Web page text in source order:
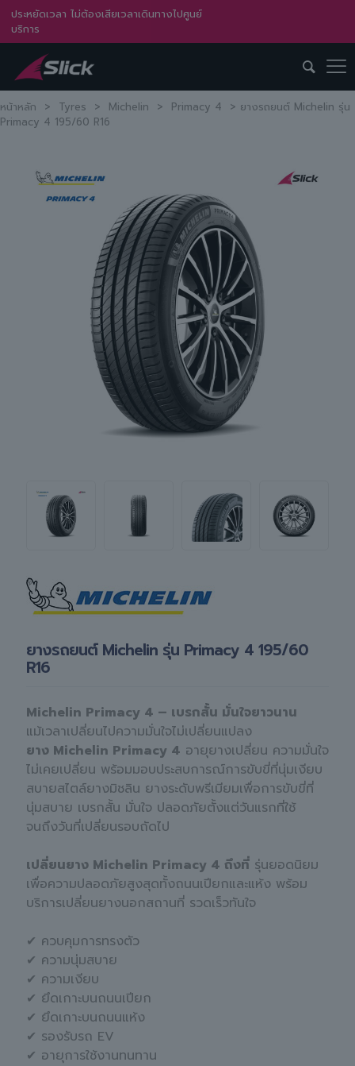
ประหยัดเวลา ไม่ต้องเสียเวลาเดินทางไปศูนย์
บริการ
หน้าหลัก > Tyres > Michelin > Primacy 4 > ยางรถยนต์ Michelin รุ่น
Primacy 4 195/60 R16
ยางรถยนต์ Michelin รุ่น Primacy 4 195/60
R16
Michelin Primacy 4 – เบรกสั้น มั่นใจยาวนาน
แม้เวลาเปลี่ยนไปความมั่นใจไม่เปลี่ยนแปลง
ยาง Michelin Primacy 4 อายุยางเปลี่ยน ความมั่นใจ
ไม่เคยเปลี่ยน พร้อมมอบประสบการณ์การขับขี่ที่นุ่มเงียบ
สบายสไตล์ยางมิชลิน ยางระดับพรีเมียมเพื่อการขับขี่ที่
นุ่มสบาย เบรกสั้น มั่นใจ ปลอดภัยตั้งแต่วันแรกที่ใช้
จนถึงวันที่เปลี่ยนรอบถัดไป
เปลี่ยนยาง Michelin Primacy 4 ถึงที่ รุ่นยอดนิยม
เพื่อความปลอดภัยสูงสุดทั้งถนนเปียกและแห้ง พร้อม
บริการเปลี่ยนยางนอกสถานที่ รวดเร็วทันใจ
✔ ควบคุมการทรงตัว
✔ ความนุ่มสบาย
✔ ความเงียบ
✔ ยึดเกาะบนถนนเปียก
✔ ยึดเกาะบนถนนแห้ง
✔ รองรับรถ EV
✔ อายุการใช้งานทนทาน